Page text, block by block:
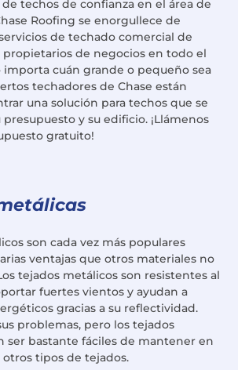
techos de confianza en el área de
Roofing se enorgullece de
de techado comercial de
de negocios en todo el
importa cuán grande o pequeño sea
techadores de Chase están
una solución para techos que se
y su edificio. ¡Llámenos
gratuito!
son cada vez más populares
ventajas que otros materiales no
tejados metálicos son resistentes al
fuertes vientos y ayudan a
gracias a su reflectividad.
problemas, pero los tejados
ser bastante fáciles de mantener en
tipos de tejados.